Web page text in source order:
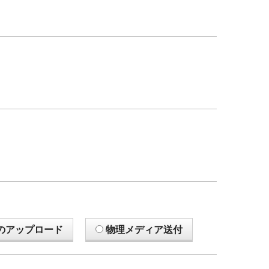
アップロード 物理メディア送付